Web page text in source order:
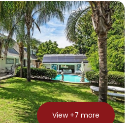
View +7 more